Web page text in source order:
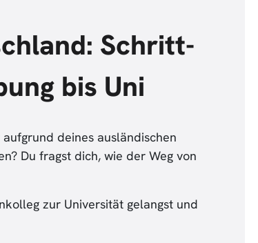
Schritt-
bis Uni
deines ausländischen
Du fragst dich, wie der Weg von
zur Universität gelangst und